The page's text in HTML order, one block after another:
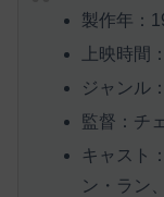
製作年：
上映時間
ジャンル
監督：チ
キャスト
ン・ラン